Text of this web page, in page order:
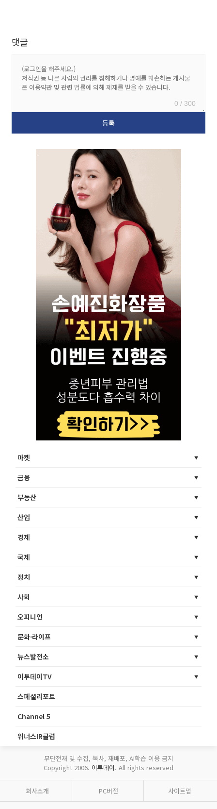
댓글
0 / 300
마켓
금융
부동산
산업
경제
국제
정치
사회
오피니언
문화·라이프
뉴스발전소
이투데이TV
스페셜리포트
Channel 5
위너스IR클럽
무단전재 및 수집, 복사, 재배포, AI학습 이용 금지
Copyright 2006. 이투데이. All rights reserved
회사소개 PC버전 사이트맵